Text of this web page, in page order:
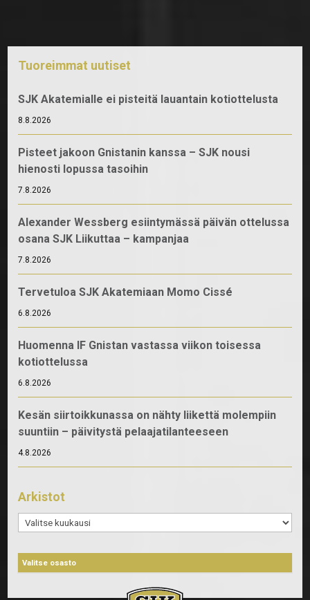
Tuoreimmat uutiset
SJK Akatemialle ei pisteitä lauantain kotiottelusta
8.8.2026
Pisteet jakoon Gnistanin kanssa – SJK nousi
hienosti lopussa tasoihin
7.8.2026
Alexander Wessberg esiintymässä päivän ottelussa
osana SJK Liikuttaa – kampanjaa
7.8.2026
Tervetuloa SJK Akatemiaan Momo Cissé
6.8.2026
Huomenna IF Gnistan vastassa viikon toisessa
kotiottelussa
6.8.2026
Kesän siirtoikkunassa on nähty liikettä molempiin
suuntiin – päivitystä pelaajatilanteeseen
4.8.2026
Arkistot
Arkistot